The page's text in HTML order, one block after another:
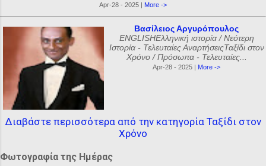
Apr-28 - 2025 | More ->
Βασίλειος Αργυρόπουλος
ENGLISHΕλληνική ιστορία / Νεότερη
Ιστορία - Τελευταίες ΑναρτήσειςΤαξίδι στον
Χρόνο / Πρόσωπα - Τελευταίες...
Apr-28 - 2025 | More ->
Διαβάστε περισσότερα από την κατηγορία Ταξίδι στον
Χρόνο
Φωτογραφία της Ημέρας